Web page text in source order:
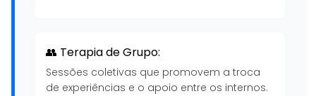
👥 Terapia de Grupo:
Sessões coletivas que promovem a troca
de experiências e o apoio entre os internos.